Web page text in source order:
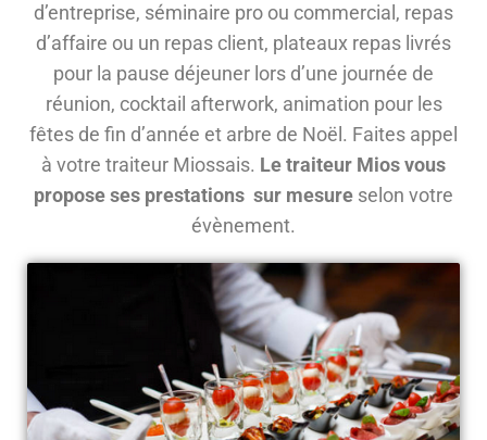
d’entreprise, séminaire pro ou commercial, repas
d’affaire ou un repas client, plateaux repas livrés
pour la pause déjeuner lors d’une journée de
réunion, cocktail afterwork, animation pour les
fêtes de fin d’année et arbre de Noël. Faites appel
à votre traiteur Miossais. Le traiteur Mios vous
propose ses prestations sur mesure selon votre
évènement.